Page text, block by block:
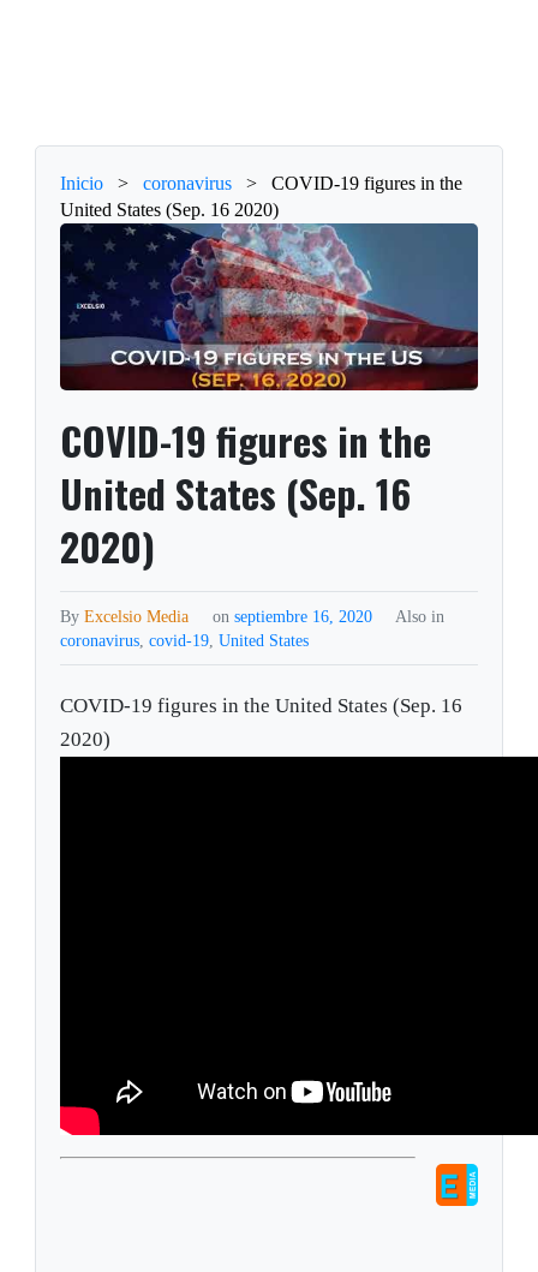
Inicio > coronavirus >
COVID-19 figures in the
United States (Sep. 16 2020)
COVID-19 figures in the
United States (Sep. 16
2020)
ByExcelsio Media on septiembre 16, 2020
Also in
coronavirus,covid-19,United States
COVID-19 figures in the United States (Sep. 16
2020)